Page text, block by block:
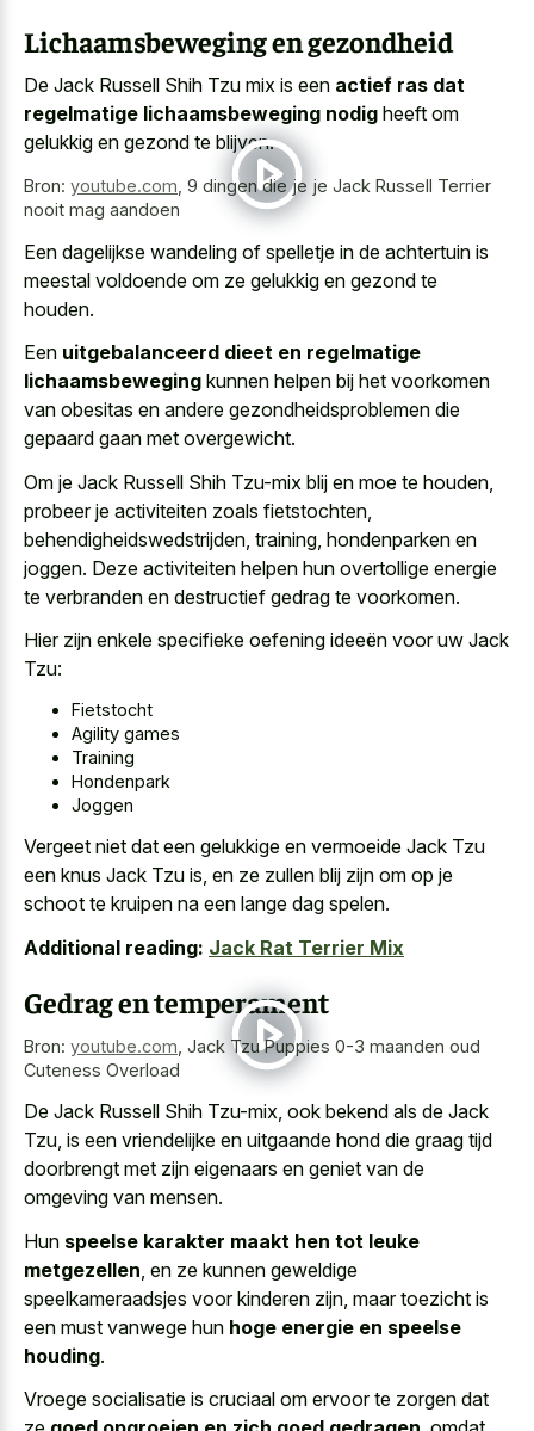
Lichaamsbeweging en gezondheid
De Jack Russell Shih Tzu mix is een actief ras dat
regelmatige lichaamsbeweging nodig heeft om
gelukkig en gezond te blijven.
Bron: youtube.com 9 dingen die je je Jack Russell Terrier
nooit mag aandoen
Een dagelijkse wandeling of spelletje in de achtertuin is
meestal voldoende om ze gelukkig en gezond te
houden.
Een uitgebalanceerd dieet en regelmatige
lichaamsbeweging kunnen helpen bij het voorkomen
van obesitas en andere gezondheidsproblemen die
gepaard gaan met overgewicht.
Om je Jack Russell Shih Tzu-mix blij en moe te houden,
probeer je activiteiten zoals fietstochten,
behendigheidswedstrijden, training, hondenparken en
joggen. Deze activiteiten helpen hun overtollige energie
te verbranden en destructief gedrag te voorkomen.
Hier zijn enkele specifieke oefening ideeën voor uw Jack
Tzu:
Fietstocht
Agility games
Training
Hondenpark
Joggen
Vergeet niet dat een gelukkige en vermoeide Jack Tzu
een knus Jack Tzu is, en ze zullen blij zijn om op je
schoot te kruipen na een lange dag spelen.
Additional reading: Jack Rat Terrier Mix
Gedrag en temperament
Bron: youtube.com Jack Tzu Puppies 0-3 maanden oud
Cuteness Overload
De Jack Russell Shih Tzu-mix, ook bekend als de Jack
Tzu, is een vriendelijke en uitgaande hond die graag tijd
doorbrengt met zijn eigenaars en geniet van de
omgeving van mensen.
Hun speelse karakter maakt hen tot leuke
metgezellen , en ze kunnen geweldige
speelkameraadsjes voor kinderen zijn, maar toezicht is
een must vanwege hun hoge energie en speelse
houding.
Vroege socialisatie is cruciaal om ervoor te zorgen dat